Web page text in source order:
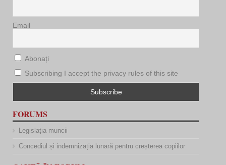
Email
Abonați
Subscribing I accept the privacy rules of this site
FORUMS
Legislația muncii
Concediul și indemnizația lunară pentru creșterea copiilor